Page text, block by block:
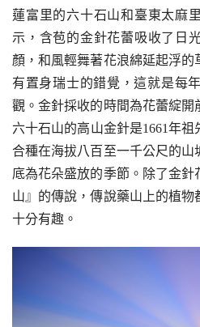
蓮富里的六十石山和臺東太麻
示，含苞的金針花蕾吸收了日
顏，和風輕舞著花浪綿延起浮的
有置身瑞士的錯覺，這就是每
觀。金針採收的時間為花蕾綻開
六十石山的高山金針是1661年
合種在海拔八百至一千公尺的山
底為花朵盛放的季節。除了金
山』的傳說，傳說藥山上的植物
十分有趣。